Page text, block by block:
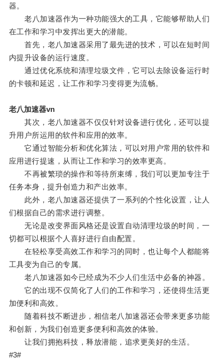
器。
老八加速器作为一种功能强大的工具，它能够帮助人们
在工作和学习中发挥出更大的潜能。
首先，老八加速器采用了最先进的技术，可以在短时间
内提升设备的运行速度。
通过优化系统和清理垃圾文件，它可以去除设备运行时
的卡顿和延迟，让工作和学习变得更为流畅。
老八加速器vn
其次，老八加速器不仅仅针对设备进行优化，还可以提
升用户所运用的软件和应用的效率。
它通过智能分析和优化算法，可以对用户常用的软件和
应用进行提速，从而让工作和学习的效率更高。
不再被繁琐的操作和等待所束缚，我们可以更加专注于
任务本身，提升创造力和产出效率。
此外，老八加速器还提供了一系列的个性化设置，让人
们根据自己的需求进行调整。
无论是改变界面风格还是设置自动清理垃圾的时间，一
切都可以根据个人喜好进行自由配置。
在轻松享受高效工作和学习的同时，也让每个人都能将
工具变为自己的专属。
老八加速器如今已经成为不少人们生活中必备的神器。
它的出现不仅简化了人们的工作和学习，还使得生活更
加便利和高效。
随着科技不断进步，相信老八加速器还会带来更多功能
和创新，为我们创造更多便利和高效的体验。
让我们拥抱科技，释放潜能，追求更美好的生活。
#3#